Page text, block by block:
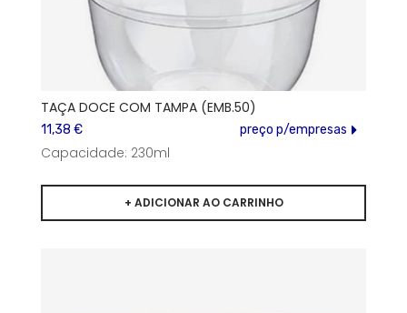
TAÇA DOCE COM TAMPA (EMB.50)
11,38 € preço p/empresas
Capacidade: 230ml